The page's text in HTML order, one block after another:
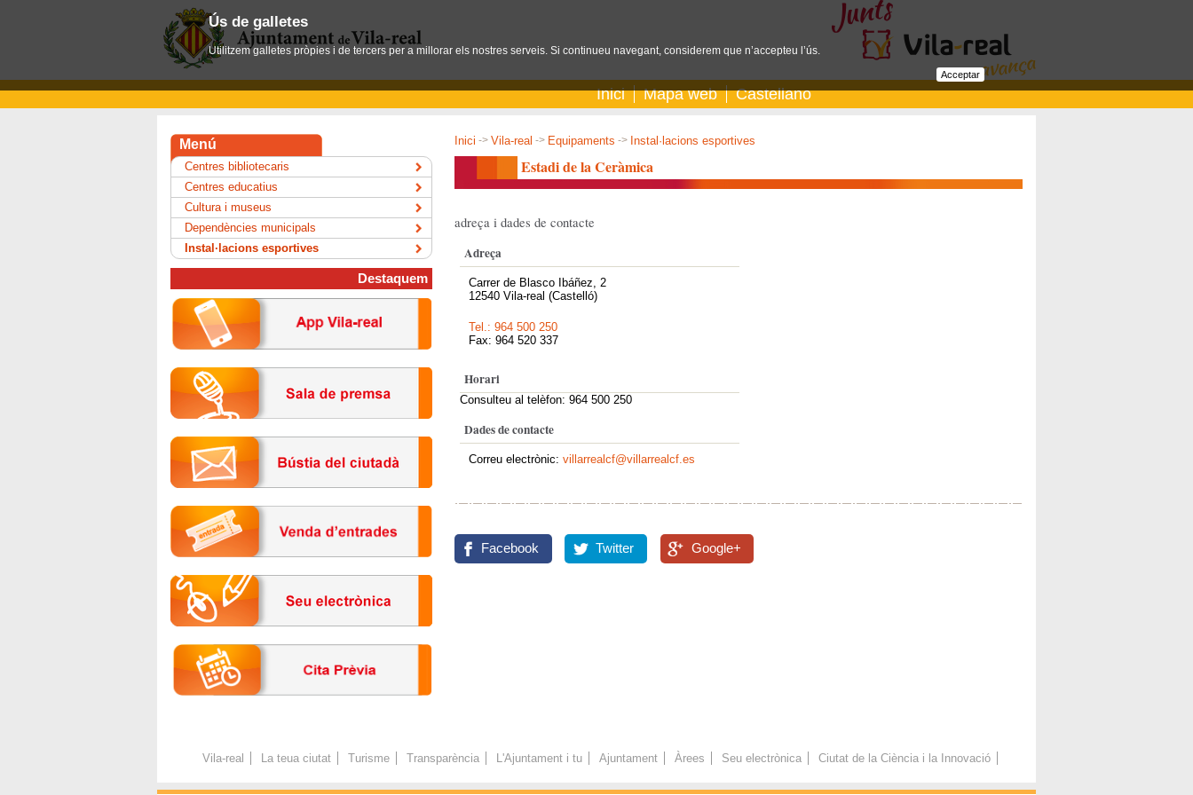
Inici Mapa web Castellano
Inici -> Vila-real -> Equipaments -> Instal·lacions esportives
Estadi de la Ceràmica
adreça i dades de contacte
Adreça
Carrer de Blasco Ibáñez, 2
12540 Vila-real (Castelló)
Tel.: 964 500 250
Fax: 964 520 337
Horari
Consulteu al telèfon: 964 500 250
Dades de contacte
Correu electrònic: villarrealcf@villarrealcf.es
Facebook Twitter Google+
Menú
Centres bibliotecaris
Centres educatius
Cultura i museus
Dependències municipals
Instal·lacions esportives
Destaquem
Vila-real La teua ciutat Turisme Transparència L'Ajuntament i tu Ajuntament Àrees Seu electrònica Ciutat de la Ciència i la Innovació
Ús de galletes
Utilitzem galletes pròpies i de tercers per a millorar els nostres serveis. Si continueu navegant, considerem que n’accepteu l’ús.
Acceptar